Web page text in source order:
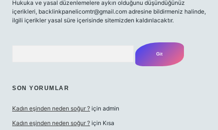
Hukuka ve yasal düzenlemelere aykırı olduğunu düşündüğünüz
içerikleri, backlinkpanelicomtr@gmail.com adresine bildirmeniz halinde,
ilgili içerikler yasal süre içerisinde sitemizden kaldırılacaktır.
SON YORUMLAR
Kadın eşinden neden soğur ? için admin
Kadın eşinden neden soğur ? için Kısa